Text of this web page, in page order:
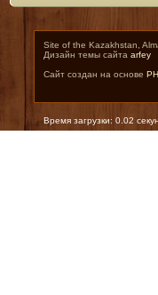
Site of the Kazakhstan,
Дизайн темы сайта arfey
Сайт создан на основе
Время загрузки: 0.02